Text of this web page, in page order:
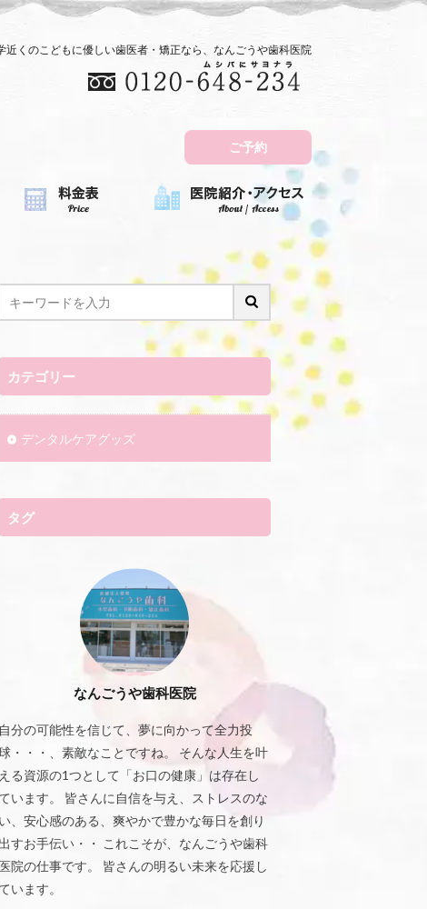
くのこどもに優しい歯医者・矯正なら、なんごうや歯科医院
ご予約
カテゴリー
デンタルケアグッズ
タグ
なんごうや歯科医院
自分の可能性を信じて、夢に向かって全力投
・・・、素敵なことですね。 そんな人生を叶
える資源の1つとして「お口の健康」は存在し
ています。 皆さんに自信を与え、ストレスのな
い、安心感のある、爽やかで豊かな毎日を創り
出すお手伝い・・ これこそが、なんごうや歯科
医院の仕事です。 皆さんの明るい未来を応援し
ています。